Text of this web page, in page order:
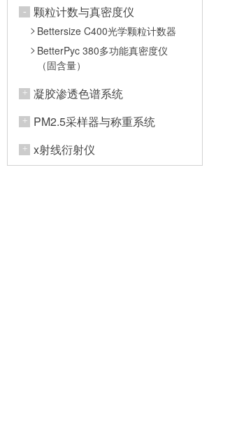
颗粒计数与真密度仪
Bettersize C400光学颗粒计数器
BetterPyc 380多功能真密度仪
（固含量）
凝胶渗透色谱系统
PM2.5采样器与称重系统
x射线衍射仪